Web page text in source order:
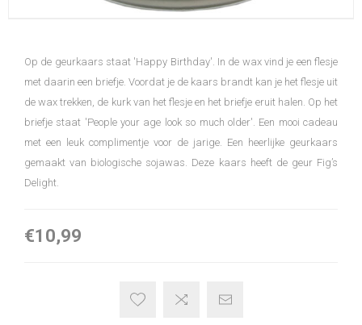
Op de geurkaars staat 'Happy Birthday'. In de wax vind je een flesje
met daarin een briefje. Voordat je de kaars brandt kan je het flesje uit
de wax trekken, de kurk van het flesje en het briefje eruit halen. Op het
briefje staat 'People your age look so much older'. Een mooi cadeau
met een leuk complimentje voor de jarige. Een heerlijke geurkaars
gemaakt van biologische sojawas. Deze kaars heeft de geur Fig’s
Delight.
€10,99